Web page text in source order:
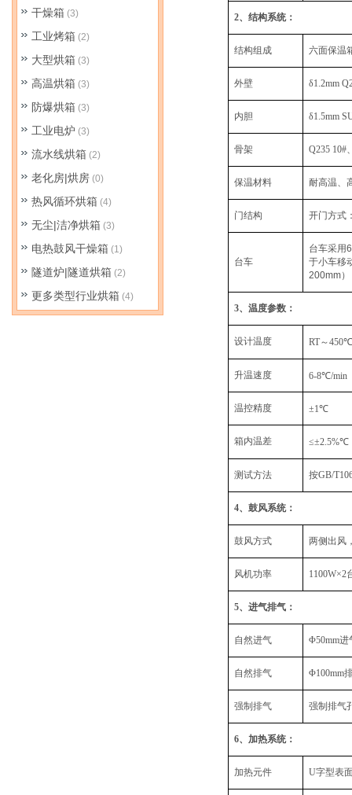
2、结构系统：
结构组成 六面保温
外壁 δ1.2mm
内胆 δ1.5mm
骨架 Q235 10#
保温材料 耐高温、
门结构 开门方式
台车
台车采用
于小车移
200mm
3、温度参数：
设计温度 RT～
升温速度 6-8℃/min
温控精度 ±1℃
箱内温差 ≤±2.5%℃
测试方法 按GB/
4、鼓风系统：
鼓风方式 两侧出风
风机功率 1100W×2
5、进气排气：
自然进气 Φ50mm进
自然排气 Φ100mm
强制排气 强制排气
6、加热系统：
加热元件 U字型表
干燥箱 (3)
工业烤箱 (2)
大型烘箱 (3)
高温烘箱 (3)
防爆烘箱 (3)
工业电炉 (3)
流水线烘箱 (2)
老化房|烘房 (0)
热风循环烘箱 (4)
无尘|洁净烘箱 (3)
电热鼓风干燥箱 (1)
隧道炉|隧道烘箱 (2)
更多类型行业烘箱 (4)